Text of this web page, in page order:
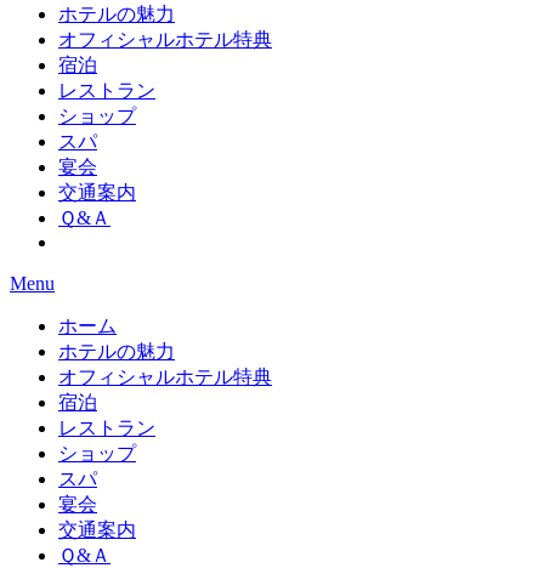
ホテルの魅力
オフィシャルホテル特典
宿泊
レストラン
ショップ
スパ
宴会
交通案内
Ｑ&Ａ
Menu
ホーム
ホテルの魅力
オフィシャルホテル特典
宿泊
レストラン
ショップ
スパ
宴会
交通案内
Ｑ&Ａ